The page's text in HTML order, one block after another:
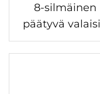
8-silmäinen
päätyvä